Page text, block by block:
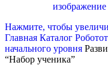
Нажмите, чтобы
Главная Каталог
начального уровня
“Набор ученика”